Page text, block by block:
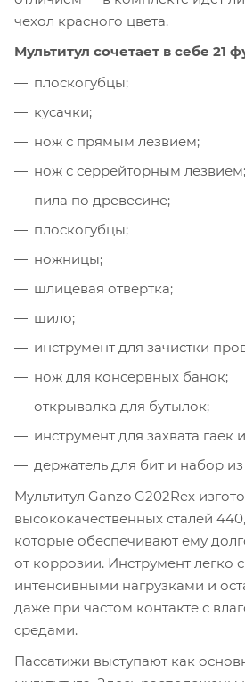
чехол красного цвета.
Мультитул сочетает в себе 21
плоскогубцы;
кусачки;
нож с прямым лезвием;
нож с серрейторным лезвием;
пила по древесине;
плоскогубцы;
ножницы;
шлицевая отвертка;
шило;
инструмент для зачистки
нож для консервных банок;
открывалка для бутылок;
инструмент для захвата гаек
держатель для бит и набор из
Мультитул Ganzo G202Rex
высококачественных сталей 440,
которые обеспечивают ему
от коррозии. Инструмент легко
интенсивными нагрузками и
даже при частом контакте с
средами.
Пассатижи выступают как